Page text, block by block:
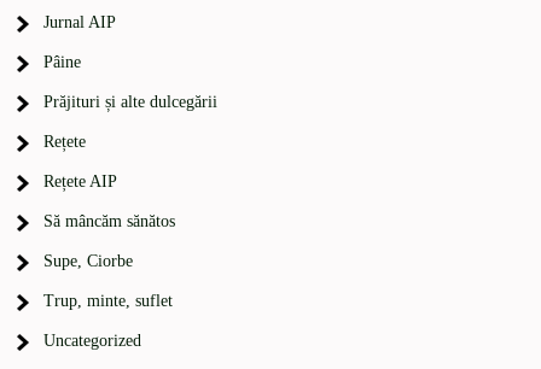
Jurnal AIP
Pâine
Prăjituri și alte dulcegării
Rețete
Rețete AIP
Să mâncăm sănătos
Supe, Ciorbe
Trup, minte, suflet
Uncategorized